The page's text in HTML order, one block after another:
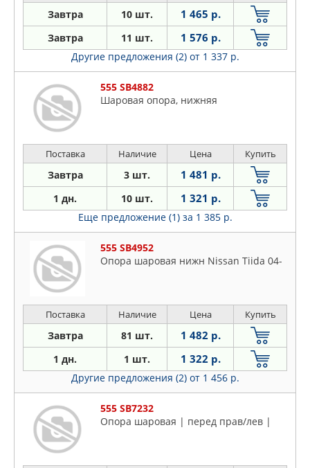
Завтра 10 шт. 1 465 р.
Завтра 11 шт. 1 576 р.
Другие предложения (2) от 1 337 р.
555 SB4882
Шаровая опора, нижняя
Поставка Наличие Цена Купить
Завтра 3 шт. 1 481 р.
1 дн. 10 шт. 1 321 р.
Еще предложение (1) за 1 385 р.
555 SB4952
Опора шаровая нижн Nissan Tiida 04-
Поставка Наличие Цена Купить
Завтра 81 шт. 1 482 р.
1 дн. 1 шт. 1 322 р.
Другие предложения (2) от 1 456 р.
555 SB7232
Опора шаровая | перед прав/лев |